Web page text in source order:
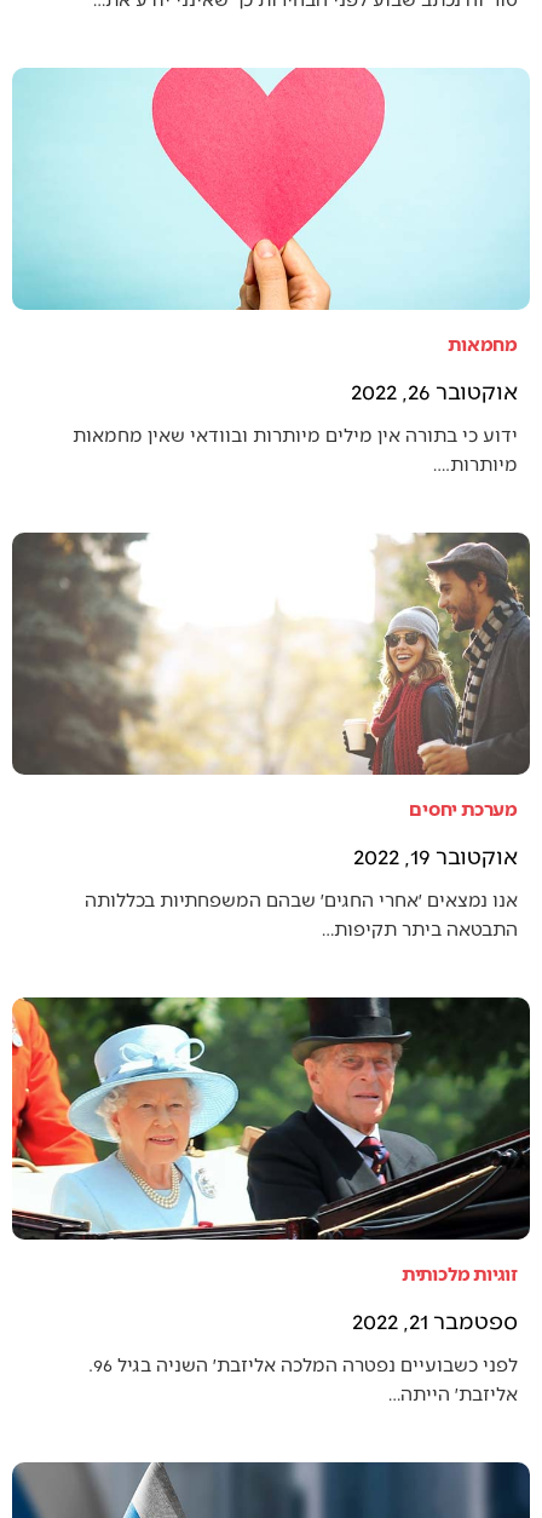
מחמאות
אוקטובר 26, 2022
ידוע כי בתורה אין מילים מיותרות ובוודאי שאין מחמאות
מיותרות.…
מערכת יחסים
אוקטובר 19, 2022
אנו נמצאים ׳אחרי החגים׳ שבהם המשפחתיות בכללותה
התבטאה ביתר תקיפות…
זוגיות מלכותית
ספטמבר 21, 2022
אליזבת׳ הייתה…